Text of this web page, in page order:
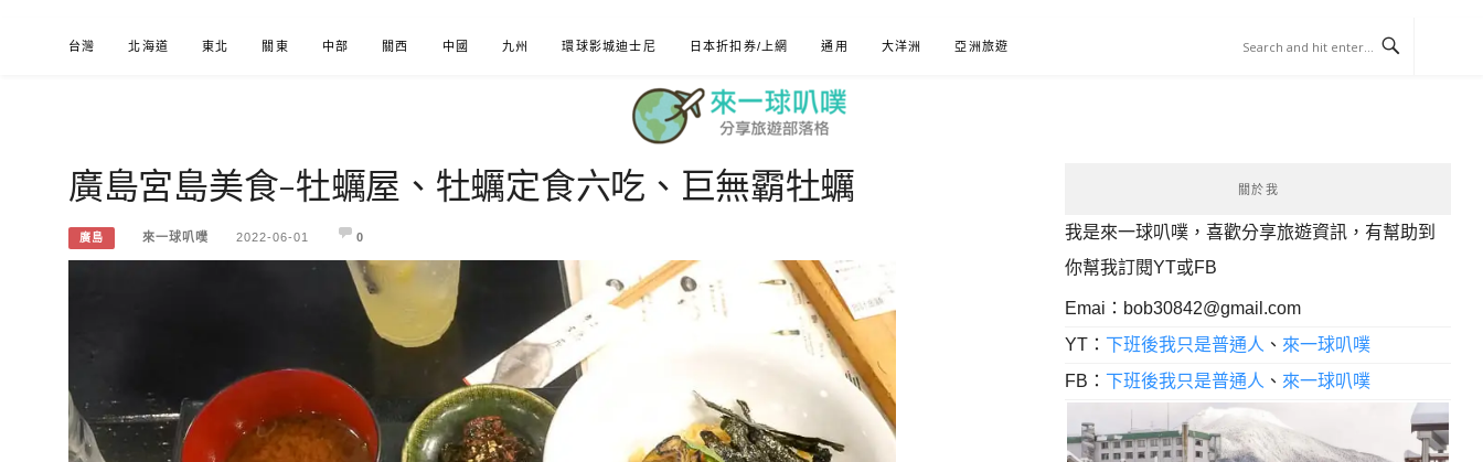
台灣 北海道 東北 關東 中部 關西 中國 九州 環球影城迪士尼 日本折扣券/上網 通用 大洋洲 亞洲旅遊
來一球叭噗
分享日本自助部落格
廣島宮島美食-牡蠣屋、牡蠣定食六吃、巨無霸牡蠣
廣島 來一球叭噗 2022-06-01 0
關於我
我是來一球叭噗，喜歡分享旅遊資訊，有幫助到
你幫我訂閱YT或FB
Emai： bob30842@gmail.com
YT：下班後我只是普通人 、 來一球叭噗
FB：下班後我只是普通人 、 來一球叭噗